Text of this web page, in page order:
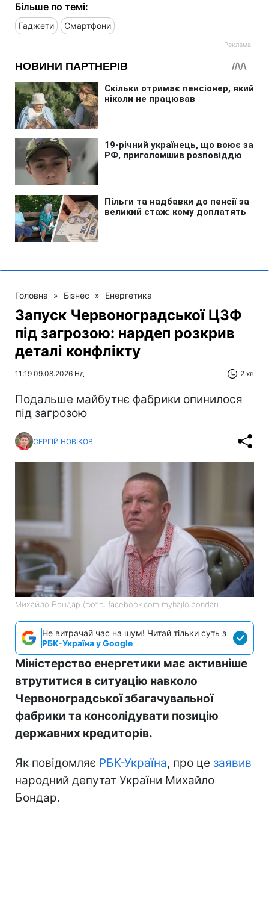
Більше по темі:
Гаджети Смартфони
Головна » Бізнес » Енергетика
Запуск Червоноградської ЦЗФ
під загрозою: нардеп розкрив
деталі конфлікту
11:19 09.08.2026 Нд 2 хв
Подальше майбутнє фабрики опинилося
під загрозою
СЕРГІЙ НОВІКОВ
Михайло Бондар (фото: facebook.com myhajlo.bondar)
Не витрачай час на шум! Читай тільки суть з
РБК-Україна у Google
Міністерство енергетики має активніше
втрутитися в ситуацію навколо
Червоноградської збагачувальної
фабрики та консолідувати позицію
державних кредиторів.
Як повідомляє РБК-Україна, про це заявив
народний депутат України Михайло
Бондар.